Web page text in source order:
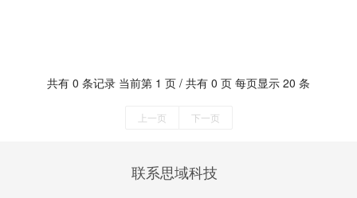
共有 0 条记录 当前第 1 页 / 共有 0 页 每页显示 20 条
上一页 下一页
联系思域科技